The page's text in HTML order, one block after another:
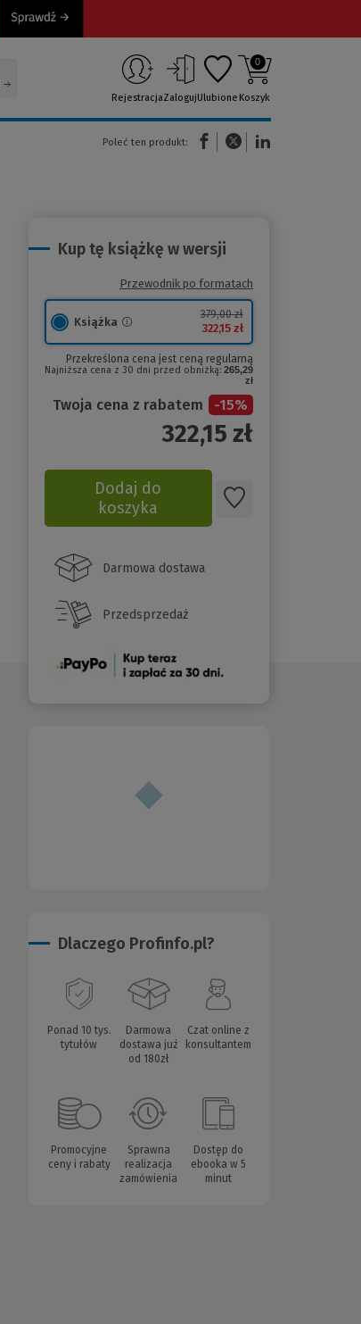
RejestracjaZalogujUlubione
0
Koszyk
Poleć ten produkt:
(Nowe okno)(Link do innej strony)
Kup tę książkę w wersji
Przewodnik po formatach
Książka
379,00 zł
322,15 zł
Przekreślona cena jest ceną regularną
Najniższa cena z 30 dni przed obniżką: 265,29
zł
Twoja cena z rabatem -15%
322,15 zł
Dodaj do
koszyka
Darmowa dostawa
Przedsprzedaż
(Nowe
Dlaczego Profinfo.pl?
Ponad 10 tys.
tytułów
Darmowa
dostawa już
od 180zł
Czat online z
konsultantem
Promocyjne
ceny i rabaty
Sprawna
realizacja
zamówienia
Dostęp do
ebooka w 5
minut